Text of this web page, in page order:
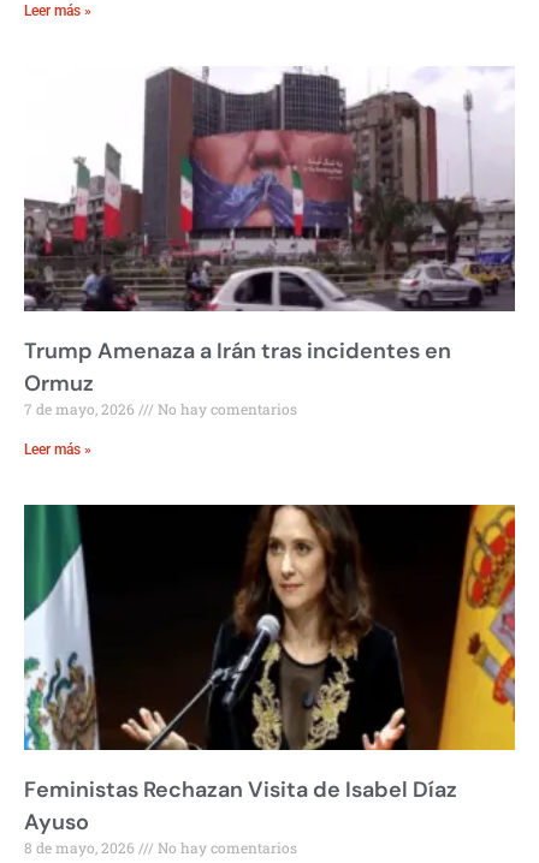
Leer más »
Trump Amenaza a Irán tras incidentes en
Ormuz
7 de mayo, 2026 No hay comentarios
Leer más »
Feministas Rechazan Visita de Isabel Díaz
Ayuso
8 de mayo, 2026 No hay comentarios